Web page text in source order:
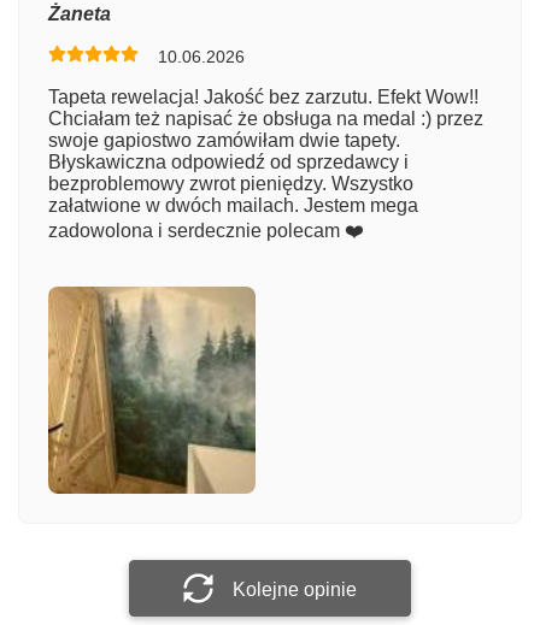
Numer zamówienia
Imię
Załącz zdjęcie
Żaneta
10.06.2026
Tapeta rewelacja! Jakość bez zarzutu. Efekt Wow!!
Chciałam też napisać że obsługa na medal :) przez
swoje gapiostwo zamówiłam dwie tapety.
Błyskawiczna odpowiedź od sprzedawcy i
bezproblemowy zwrot pieniędzy. Wszystko
załatwione w dwóch mailach. Jestem mega
zadowolona i serdecznie polecam ❤️
Kolejne opinie